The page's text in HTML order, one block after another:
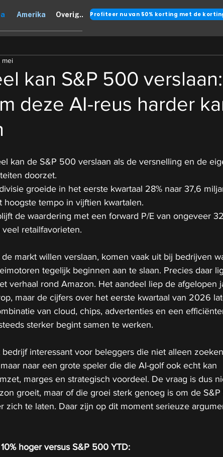
Amerika Overig..
kan S&P 500 verslaan:
deze AI-reus harder
mei
kan de S&P 500 verslaan als de versnelling en de
doorzet.
groeide in het eerste kwartaal 28% naar 37,6
hoogste tempo in vijftien kwartalen.
de waardering met een forward P/E van ongeveer 32
veel retailfavorieten.
markt willen verslaan, komen vaak uit bij bedrijven
tegelijk beginnen aan te slaan. Precies daar
verhaal rond Amazon. Het aandeel liep de afgelopen
maar de cijfers over het eerste kwartaal van 2026
van cloud, chips, advertenties en een
sterker begint samen te werken.
bedrijf interessant voor beleggers die niet alleen
naar een grote speler die die AI-golf ook echt kan
marges en strategisch voordeel. De vraag is dus
groeit, maar of die groei sterk genoeg is om de
zich te laten. Daar zijn op dit moment serieuze
hoger versus S&P 500 YTD: